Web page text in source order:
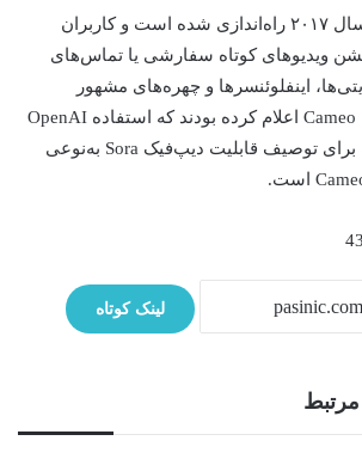
اپلیکیشن Cameo در سال ۲۰۱۷ راه‌اندازی شده است و کاربران
ویدیوهای کوتاه سفارشی یا تماس‌های
اینفلوئنسرها و چهره‌های مشهور
خریداری کنند. مالکان Cameo اعلام کرده بودند که استفاده OpenAI
از نام برند این شرکت برای توصیف قابلیت دیپ‌فیک Sora به‌نوعی
43
لینک کوتاه